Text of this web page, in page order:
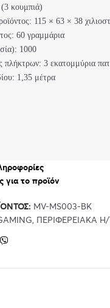
κουμπιά)
115 × 63 × 38
60 γραμμάρια
1000
πλήκτρων: 3 εκατομμύρια
1,35 μέτρα
για το προϊόν
MV-MS003-BK
, ΠΕΡΙΦΕΡΕΙΑΚΑ